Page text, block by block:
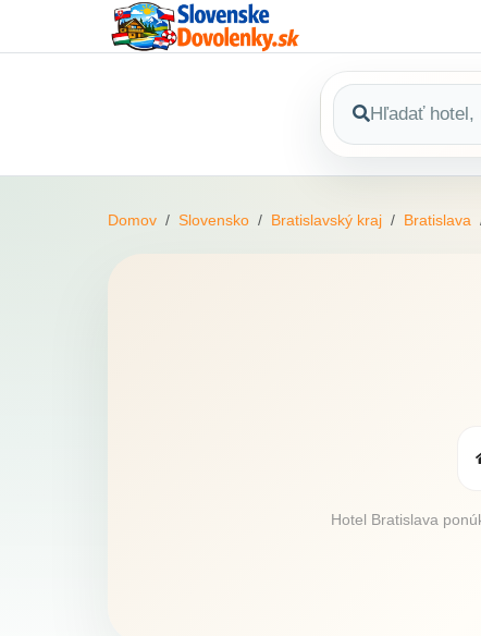
Domov Slovensko Bratislavský kraj Bratislava
Hotel Bratislava